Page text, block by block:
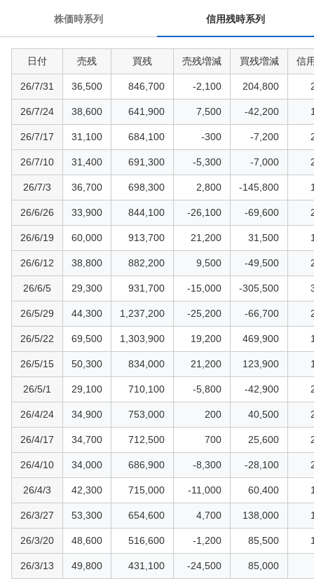
株価時系列 信用残時系列
日付 売残 買残 売残増減 買残増減 信
26/7/31 36,500 846,700 -2,100 204,800
26/7/24 38,600 641,900 7,500 -42,200
26/7/17 31,100 684,100 -300 -7,200
26/7/10 31,400 691,300 -5,300 -7,000
26/7/3 36,700 698,300 2,800 -145,800
26/6/26 33,900 844,100 -26,100 -69,600
26/6/19 60,000 913,700 21,200 31,500
26/6/12 38,800 882,200 9,500 -49,500
26/6/5 29,300 931,700 -15,000 -305,500
26/5/29 44,300 1,237,200 -25,200 -66,700
26/5/22 69,500 1,303,900 19,200 469,900
26/5/15 50,300 834,000 21,200 123,900
26/5/1 29,100 710,100 -5,800 -42,900
26/4/24 34,900 753,000 200 40,500
26/4/17 34,700 712,500 700 25,600
26/4/10 34,000 686,900 -8,300 -28,100
26/4/3 42,300 715,000 -11,000 60,400
26/3/27 53,300 654,600 4,700 138,000
26/3/20 48,600 516,600 -1,200 85,500
26/3/13 49,800 431,100 -24,500 85,000